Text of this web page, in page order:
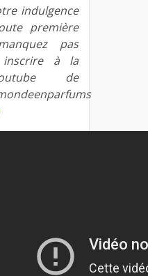
indulgence
première
pas
inscrire à la
de